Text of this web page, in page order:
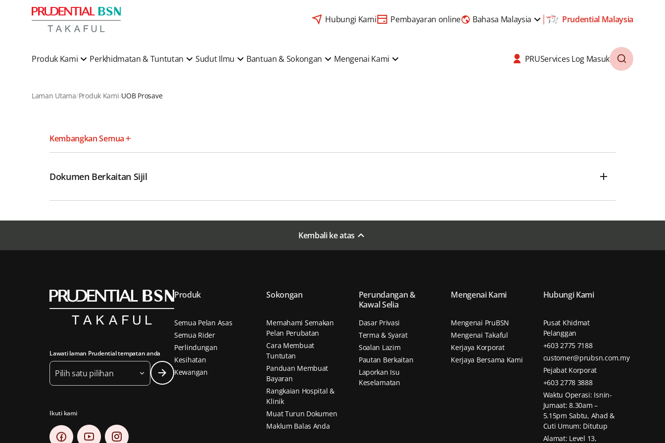
Hubungi Kami Pembayaran online Bahasa Malaysia Prudential Malaysia
Produk Kami Perkhidmatan & Tuntutan Sudut Ilmu Bantuan & Sokongan Mengenai Kami PRUServices Log Masuk
Laman Utama Produk Kami UOB Prosave
Kembangkan Semua
Dokumen Berkaitan Sijil
Kembali ke atas
Lawati laman Prudential tempatan anda
Pilih satu pilihan
Ikuti kami
Produk
Semua Pelan Asas
Semua Rider
Perlindungan
Kesihatan
Kewangan
Sokongan
Memahami Semakan
Pelan Perubatan
Cara Membuat
Tuntutan
Panduan Membuat
Bayaran
Rangkaian Hospital &
Klinik
Muat Turun Dokumen
Maklum Balas Anda
Perundangan &
Kawal Selia
Dasar Privasi
Terma & Syarat
Soalan Lazim
Pautan Berkaitan
Laporkan Isu
Keselamatan
Mengenai Kami
Mengenai PruBSN
Mengenai Takaful
Kerjaya Korporat
Kerjaya Bersama Kami
Hubungi Kami
Pusat Khidmat
Pelanggan
+603 2775 7188
customer@prubsn.com.my
Pejabat Korporat
+603 2778 3888
Waktu Operasi: Isnin-
Jumaat: 8.30am –
5.15pm Sabtu, Ahad &
Cuti Umum: Ditutup
Alamat: Level 13,